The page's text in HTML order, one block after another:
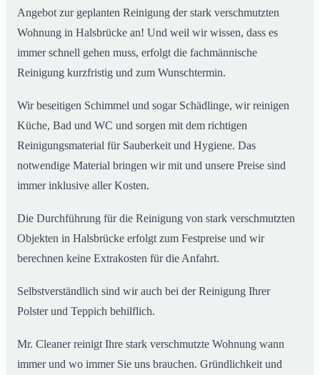
Angebot zur geplanten Reinigung der stark verschmutzten
Wohnung in Halsbrücke an! Und weil wir wissen, dass es
immer schnell gehen muss, erfolgt die fachmännische
Reinigung kurzfristig und zum Wunschtermin.
Wir beseitigen Schimmel und sogar Schädlinge, wir reinigen
Küche, Bad und WC und sorgen mit dem richtigen
Reinigungsmaterial für Sauberkeit und Hygiene. Das
notwendige Material bringen wir mit und unsere Preise sind
immer inklusive aller Kosten.
Die Durchführung für die Reinigung von stark verschmutzten
Objekten in Halsbrücke erfolgt zum Festpreise und wir
berechnen keine Extrakosten für die Anfahrt.
Selbstverständlich sind wir auch bei der Reinigung Ihrer
Polster und Teppich behilflich.
Mr. Cleaner reinigt Ihre stark verschmutzte Wohnung wann
immer und wo immer Sie uns brauchen. Gründlichkeit und